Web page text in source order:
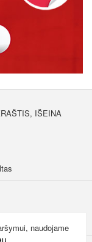
IŠEINA
naudojame